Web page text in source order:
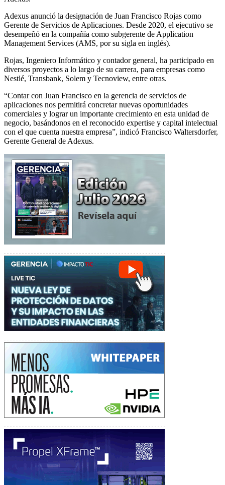
Adexus anunció la designación de Juan Francisco Rojas como
Gerente de Servicios de Aplicaciones. Desde 2020, el ejecutivo se
desempeñó en la compañía como subgerente de Application
Management Services (AMS, por su sigla en inglés).
Rojas, Ingeniero Informático y contador general, ha participado en
diversos proyectos a lo largo de su carrera, para empresas como
Nestlé, Transbank, Solem y Tecnoview, entre otras.
“Contar con Juan Francisco en la gerencia de servicios de
aplicaciones nos permitirá concretar nuevas oportunidades
comerciales y lograr un importante crecimiento en esta unidad de
negocio, basándonos en el reconocido expertise y capital intelectual
con el que cuenta nuestra empresa”, indicó Francisco Waltersdorfer,
Gerente General de Adexus.